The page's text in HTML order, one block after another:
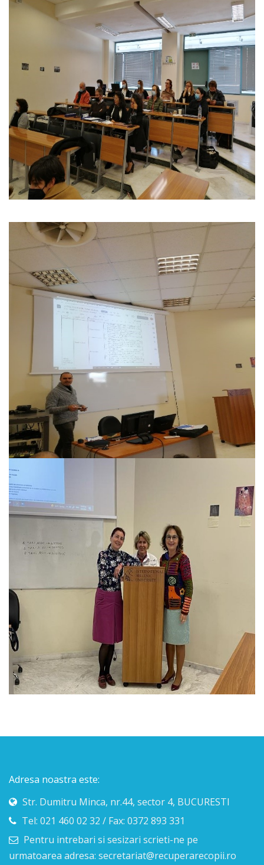
Adresa noastra este:
Str. Dumitru Minca, nr.44, sector 4, BUCURESTI
Tel: 021 460 02 32 / Fax: 0372 893 331
Pentru intrebari si sesizari scrieti-ne pe
urmatoarea adresa: secretariat@recuperarecopii.ro